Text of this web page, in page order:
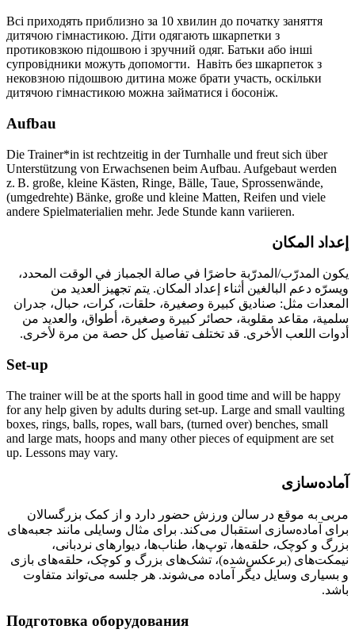
Всі приходять приблизно за 10 хвилин до початку заняття
дитячою гімнастикою. Діти одягають шкарпетки з
протиковзкою підошвою і зручний одяг. Батьки або інші
супровідники можуть допомогти. Навіть без шкарпеток з
нековзною підошвою дитина може брати участь, оскільки
дитячою гімнастикою можна займатися і босоніж.
Aufbau
Die Trainer*in ist rechtzeitig in der Turnhalle und freut sich über
Unterstützung von Erwachsenen beim Aufbau. Aufgebaut werden
z. B. große, kleine Kästen, Ringe, Bälle, Taue, Sprossenwände,
(umgedrehte) Bänke, große und kleine Matten, Reifen und viele
andere Spielmaterialien mehr. Jede Stunde kann variieren.
إعداد المكان
يكون المدرّب/المدرّبة حاضرًا في صالة الجمباز في الوقت المحدد،
ويسرّه دعم البالغين أثناء إعداد المكان. يتم تجهيز العديد من
المعدات مثل: صناديق كبيرة وصغيرة، حلقات، كرات، حبال، جدران
سلمية، مقاعد مقلوبة، حصائر كبيرة وصغيرة، أطواق، والعديد من
أدوات اللعب الأخرى. قد تختلف تفاصيل كل حصة من مرة لأخرى.
Set-up
The trainer will be at the sports hall in good time and will be happy
for any help given by adults during set-up. Large and small vaulting
boxes, rings, balls, ropes, wall bars, (turned over) benches, small
and large mats, hoops and many other pieces of equipment are set
up. Lessons may vary.
آماده‌سازی
مربی به موقع در سالن ورزش حضور دارد و از کمک بزرگسالان
برای آماده‌سازی استقبال می‌کند. برای مثال وسایلی مانند جعبه‌های
بزرگ و کوچک، حلقه‌ها، توپ‌ها، طناب‌ها، دیوارهای نردبانی،
نیمکت‌های (برعکس‌شده)، تشک‌های بزرگ و کوچک، حلقه‌های بازی
و بسیاری وسایل دیگر آماده می‌شوند. هر جلسه می‌تواند متفاوت
باشد.
Подготовка оборудования